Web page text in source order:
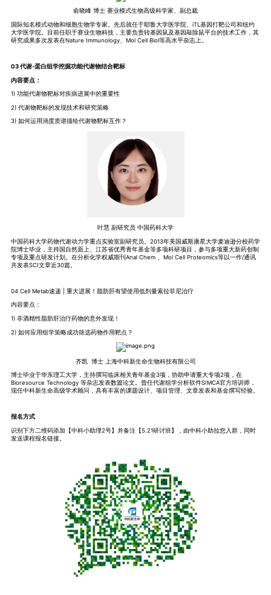
俞晓峰 博士 赛业模式生物高级科学家、副总裁
国际知名模式动物和细胞生物学专家。先后就任于耶鲁大学医学院、iTL基因打靶公司和纽约
大学医学院。目前任职于赛业生物科技，主要负责转基因鼠及基因敲除鼠平台的技术工作，其
研究成果多次发表在Nature Immunology、Mol Cell Biol等高水平杂志上。
03 代谢-蛋白组学挖掘功能代谢物结合靶标
内容要点：
1) 功能代谢物靶标对疾病进展中的重要性
2) 代谢物靶标的发现技术和研究策略
3) 如何运用淌度质谱描绘代谢物靶标互作？
叶慧 副研究员 中国药科大学
中国药科大学药物代谢动力学重点实验室副研究员。2013年美国威斯康星大学麦迪逊分校药学
院博士毕业，主持国自然面上、江苏省优秀青年基金等多项科研项目，参与多项重大新药创制
专项及重点研发计划。在分析化学权威期刊Anal Chem 、Mol Cell Proteomics等以一作/通讯
共发表SCI文章近30篇。
04 Cell Metab速递 | 重大进展！脂肪肝有望使用低剂量索拉菲尼治疗
内容要点：
1) 非酒精性脂肪肝治疗药物的意外发现！
2) 如何应用组学策略成功筛选药物作用靶点？
齐凯 博士 上海中科新生命生物科技有限公司
博士毕业于华东理工大学，主持撰写临床相关青年基金3项，协助申请重大专项2项，在
Bioresource Technology 等杂志发表数篇论文。曾任代谢组学分析软件SIMCA官方培训师，
现任中科新生命高级学术顾问，具有丰富的课题设计、项目管理、文章发表和基金撰写经验。
报名方式
识别下方二维码添加【中科小助理2号】并备注【5.21研讨班】，由中科小助拉您入群，同时
发送课程报名链接。